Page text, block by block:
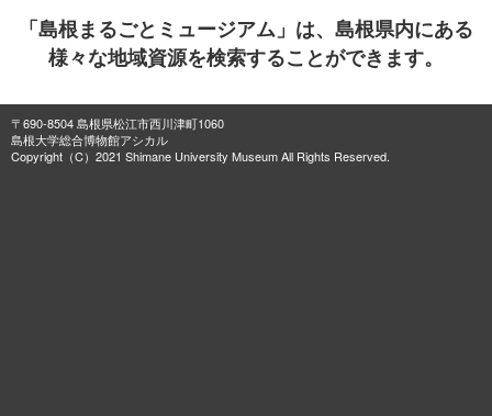
「島根まるごとミュージアム」は、島根県内にある
様々な地域資源を検索することができます。
〒690-8504 島根県松江市西川津町1060
島根大学総合博物館アシカル
Copyright（C）2021 Shimane University Museum All Rights Reserved.